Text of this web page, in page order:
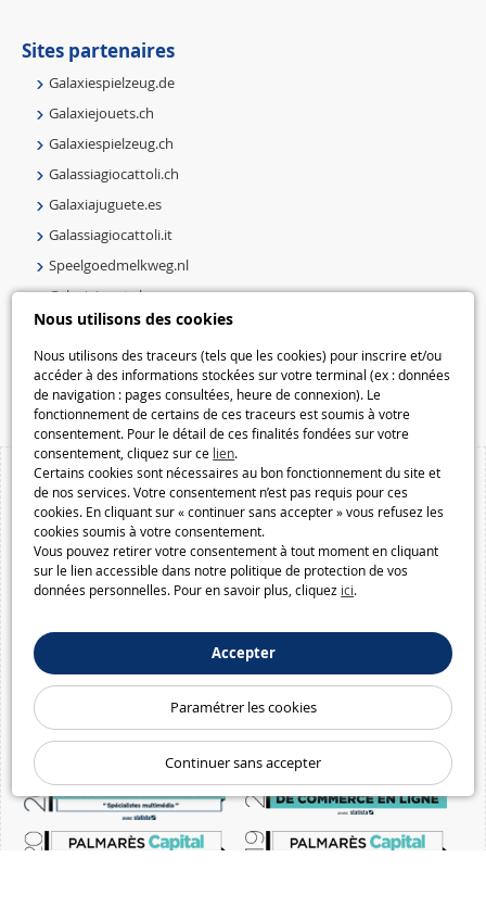
Nous utilisons des cookies
Nous utilisons des traceurs (tels que les cookies) pour inscrire et/ou
accéder à des informations stockées sur votre terminal (ex : données
de navigation : pages consultées, heure de connexion). Le
fonctionnement de certains de ces traceurs est soumis à votre
consentement. Pour le détail de ces finalités fondées sur votre
consentement, cliquez sur ce lien.
Certains cookies sont nécessaires au bon fonctionnement du site et
de nos services. Votre consentement n’est pas requis pour ces
cookies. En cliquant sur « continuer sans accepter » vous refusez les
cookies soumis à votre consentement.
Vous pouvez retirer votre consentement à tout moment en cliquant
sur le lien accessible dans notre politique de protection de vos
données personnelles. Pour en savoir plus, cliquez ici.
Accepter
Paramétrer les cookies
Continuer sans accepter
Sites partenaires
Galaxiespielzeug.de
Galaxiejouets.ch
Galaxiespielzeug.ch
Galassiagiocattoli.ch
Galaxiajuguete.es
Galassiagiocattoli.it
Speelgoedmelkweg.nl
Galaxiejouets.be
Galaxiespielzeug.be
Speelgoedmelkweg.be
Macway.com